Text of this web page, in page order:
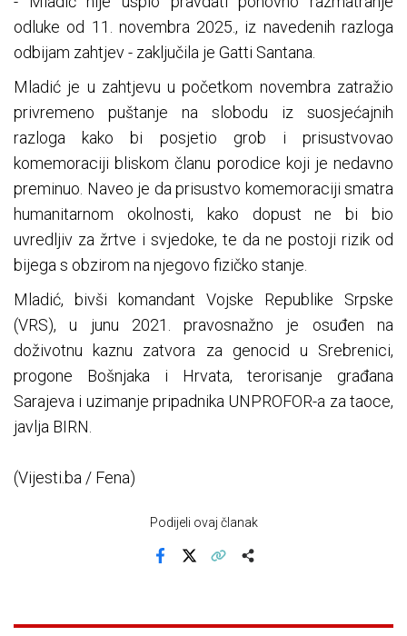
odluke od 11. novembra 2025., iz navedenih razloga
odbijam zahtjev - zaključila je Gatti Santana.
Mladić je u zahtjevu u početkom novembra zatražio
privremeno puštanje na slobodu iz suosjećajnih
razloga kako bi posjetio grob i prisustvovao
komemoraciji bliskom članu porodice koji je nedavno
preminuo. Naveo je da prisustvo komemoraciji smatra
humanitarnom okolnosti, kako dopust ne bi bio
uvredljiv za žrtve i svjedoke, te da ne postoji rizik od
bijega s obzirom na njegovo fizičko stanje.
Mladić, bivši komandant Vojske Republike Srpske
(VRS), u junu 2021. pravosnažno je osuđen na
doživotnu kaznu zatvora za genocid u Srebrenici,
progone Bošnjaka i Hrvata, terorisanje građana
Sarajeva i uzimanje pripadnika UNPROFOR-a za taoce,
javlja BIRN.
(Vijesti.ba / Fena)
Podijeli ovaj članak